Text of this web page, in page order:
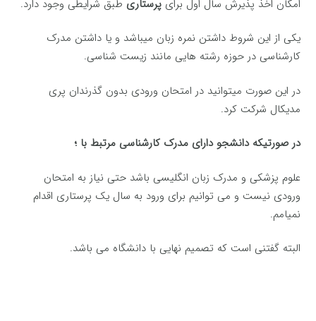
امکان اخذ پذیرش سال اول برایپرستاری طبق شرایطی وجود دارد.
یکی از این شروط داشتن نمره زبان میباشد و یا داشتن مدرک
کارشناسی در حوزه رشته هایی مانند زیست شناسی.
در این صورت میتوانید در امتحان ورودی بدون گذرندان پری
مدیکال شرکت کرد.
در صورتیکه دانشجو دارای مدرک کارشناسی مرتبط با ؛
علوم پزشکی و مدرک زبان انگلیسی باشد حتی نیاز به امتحان
ورودی نیست و می توانیم برای ورود به سال یک پرستاری اقدام
نمیامم.
البته گفتنی است که تصمیم نهایی با دانشگاه می باشد.